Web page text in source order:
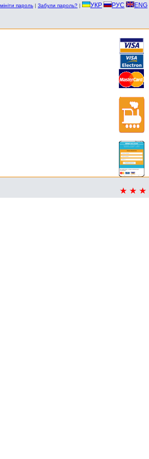
пароль | Забули пароль? | УКР РУС ENG